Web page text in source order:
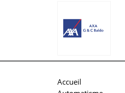
Accueil